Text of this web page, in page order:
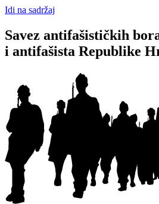
Idi na sadržaj
Savez antifašističkih
i antifašista Republike